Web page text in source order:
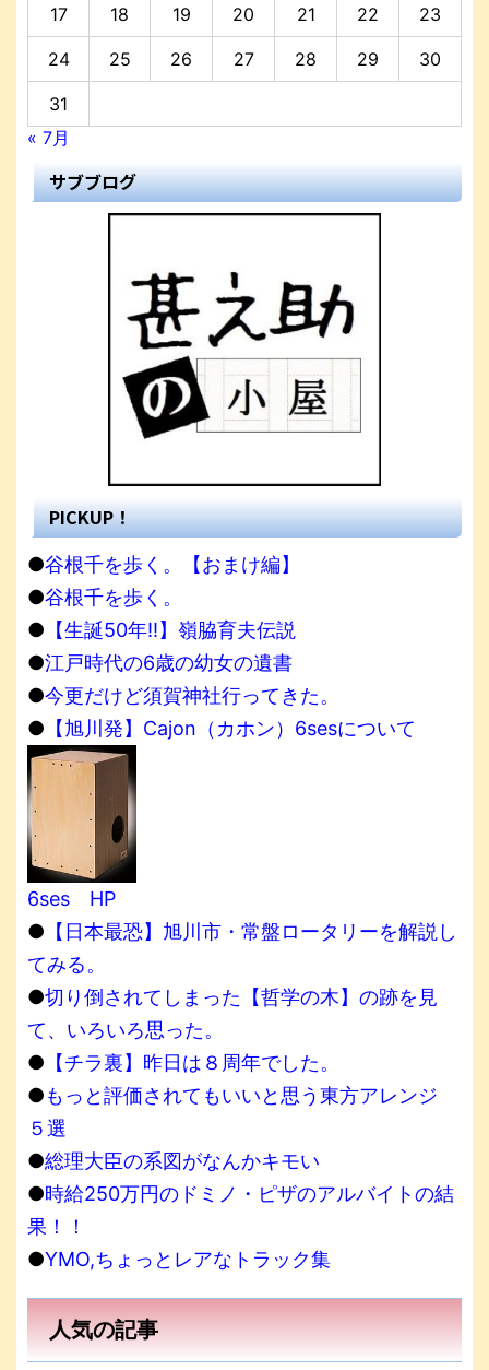
17 18 19 20 21 22 23
24 25 26 27 28 29 30
31
« 7月
サブブログ
PICKUP！
●谷根千を歩く。【おまけ編】
●谷根千を歩く。
● 【生誕50年!!】嶺脇育夫伝説
●江戸時代の6歳の幼女の遺書
●今更だけど須賀神社行ってきた。
● 【旭川発】Cajon（カホン）6sesについて
6ses HP
● 【日本最恐】旭川市・常盤ロータリーを解説し
てみる。
●切り倒されてしまった【哲学の木】の跡を見
て、いろいろ思った。
● 【チラ裏】昨日は８周年でした。
●もっと評価されてもいいと思う東方アレンジ
５選
●総理大臣の系図がなんかキモい
●時給250万円のドミノ・ピザのアルバイトの結
果！！
●YMO,ちょっとレアなトラック集
人気の記事